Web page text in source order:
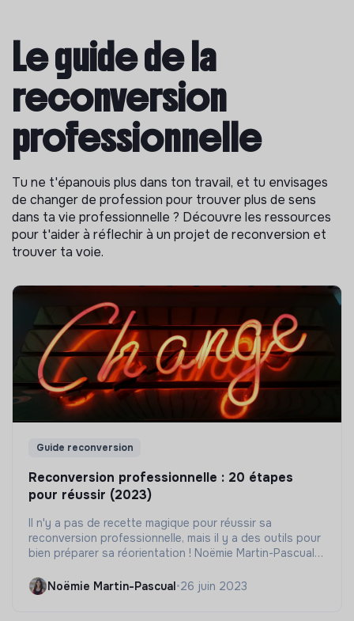
Le guide de la
reconversion
professionnelle
Tu ne t'épanouis plus dans ton travail, et tu envisages
de changer de profession pour trouver plus de sens
dans ta vie professionnelle ? Découvre les ressources
pour t'aider à réflechir à un projet de reconversion et
trouver ta voie.
Guide reconversion
Reconversion professionnelle : 20 étapes
pour réussir (2023)
Il n'y a pas de recette magique pour réussir sa
reconversion professionnelle, mais il y a des outils pour
bien préparer sa réorientation ! Noëmie Martin-Pascual,
20 étapes clés dans ce parcours.
Noëmie Martin-Pascual•26 juin 2023